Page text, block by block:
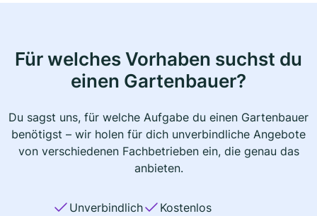
Für welches Vorhaben suchst du
einen Gartenbauer?
Du sagst uns, für welche Aufgabe du einen Gartenbauer
benötigst – wir holen für dich unverbindliche Angebote
von verschiedenen Fachbetrieben ein, die genau das
anbieten.
Unverbindlich
Kostenlos